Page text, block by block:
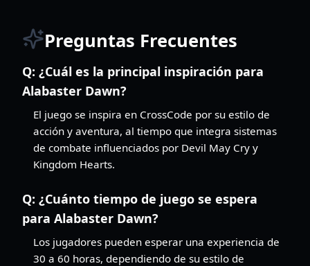
Preguntas Frecuentes
Q: ¿Cuál es la principal inspiración para
Alabaster Dawn?
El juego se inspira en CrossCode por su estilo de
acción y aventura, al tiempo que integra sistemas
de combate influenciados por Devil May Cry y
Kingdom Hearts.
Q: ¿Cuánto tiempo de juego se espera
para Alabaster Dawn?
Los jugadores pueden esperar una experiencia de
30 a 60 horas, dependiendo de su estilo de